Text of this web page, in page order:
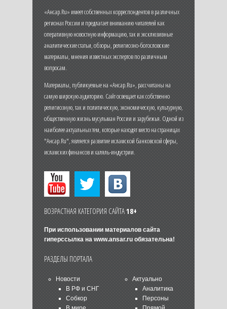
«Ансар.Ru» имеет собственных корреспондентов в различных
регионах России и предлагает вниманию читателей как
оперативную новостную информацию, так и эксклюзивные
аналитические статьи, обзоры, религиозно-богословские
материалы, мнения известных экспертов по различным
вопросам.
Материалы, публикуемые на «Ансар.Ru», рассчитаны на
самую широкую аудиторию. Сайт освещает как собственно
религиозную, так и политическую, экономическую, культурную,
общественную жизнь мусульман России и зарубежья. Одной из
наиболее актуальных тем, которые находят место на страницах
"Ансар.Ru", является развитие исламской банковской сферы,
исламских финансов и халяль-индустрии.
ВОЗРАСТНАЯ КАТЕГОРИЯ САЙТА18+
При использовании материалов сайта
гиперссылка на www.ansar.ruобязательна!
РАЗДЕЛЫ ПОРТАЛА
Новости
В РФ и СНГ
Собкор
Актуально
Аналитика
Персоны